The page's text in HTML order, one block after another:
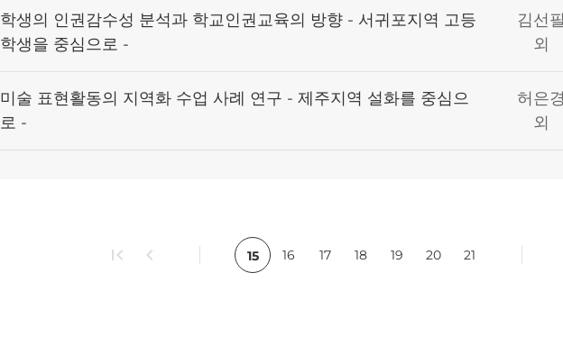
학생의 인권감수성 분석과 학교인권교육의 방향 - 서귀포지역 고등
학생을 중심으로 -
김선
외
미술 표현활동의 지역화 수업 사례 연구 - 제주지역 설화를 중심으
로 -
허은
외
first_page chevron_left 15 16 17 18 19 20 21